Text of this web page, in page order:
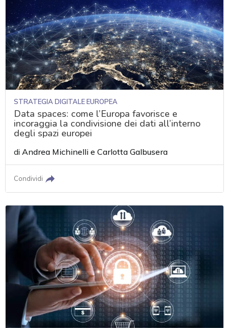
STRATEGIA DIGITALE EUROPEA
Data spaces: come l’Europa favorisce e
incoraggia la condivisione dei dati all’interno
degli spazi europei
diAndrea Michinelli eCarlotta Galbusera
Condividi